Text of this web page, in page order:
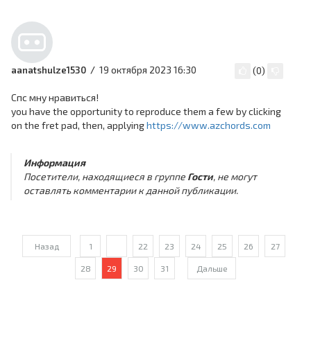
aanatshulze1530 19 октября 2023 16:30 (0)
Спс мну нравиться!
you have the opportunity to reproduce them a few by clicking
on the fret pad, then, applyinghttps://www.azchords.com
Информация
Посетители, находящиеся в группе Гости, не могут
оставлять комментарии к данной публикации.
Назад 1 22 23 24 25 26 27
28 29 30 31 Дальше